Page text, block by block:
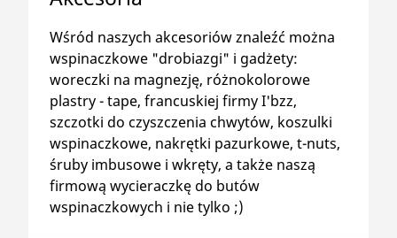
Wśród naszych akcesoriów znaleźć można
wspinaczkowe "drobiazgi" i gadżety:
woreczki na magnezję, różnokolorowe
plastry - tape, francuskiej firmy I'bzz,
szczotki do czyszczenia chwytów, koszulki
wspinaczkowe, nakrętki pazurkowe, t-nuts,
śruby imbusowe i wkręty, a także naszą
firmową wycieraczkę do butów
wspinaczkowych i nie tylko ;)